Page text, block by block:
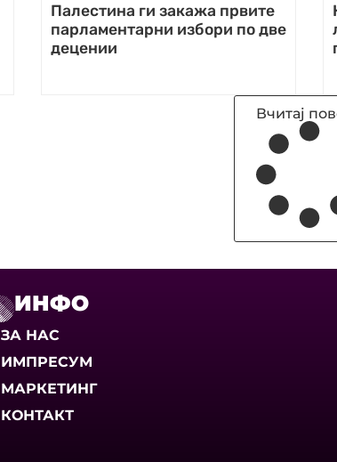
Палестина ги закажа првите
парламентарни избори по две
децении
Вчитај
ИНФО
ЗА НАС
ИМПРЕСУМ
МАРКЕТИНГ
КОНТАКТ